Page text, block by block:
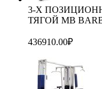
3-Х
ТЯГОЙ МВ
436910.00₽